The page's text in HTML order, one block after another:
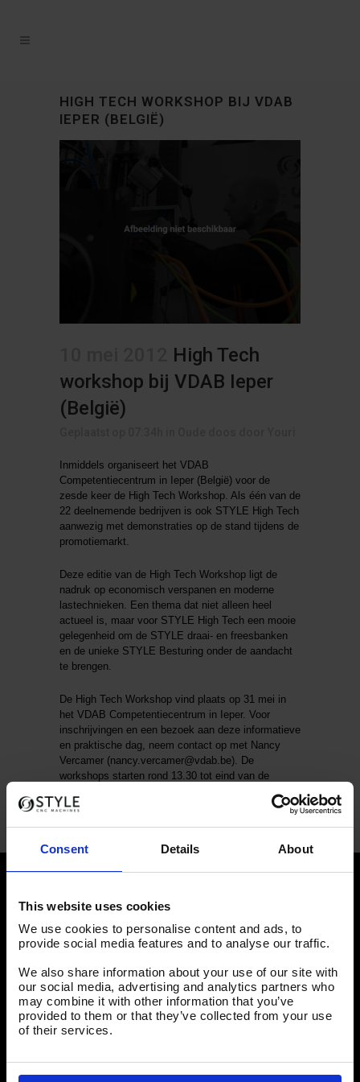
Consent Details About
This website uses cookies
We use cookies to personalise content and ads, to
provide social media features and to analyse our traffic.
We also share information about your use of our site with
our social media, advertising and analytics partners who
may combine it with other information that you’ve
provided to them or that they’ve collected from your use
of their services.
HIGH TECH WORKSHOP BIJ VDAB
IEPER (BELGIË)
High Tech
workshop bij VDAB Ieper
(België)
Inmiddels organiseert het VDAB
Competentiecentrum in Ieper (België) voor de
zesde keer de High Tech Workshop. Als één van de
22 deelnemende bedrijven is ook STYLE High Tech
aanwezig met demonstraties op de stand tijdens de
promotiemarkt.
Deze editie van de High Tech Workshop ligt de
nadruk op economisch verspanen en moderne
lastechnieken. Een thema dat niet alleen heel
actueel is, maar voor STYLE High Tech een mooie
gelegenheid om de STYLE draai- en freesbanken
en de unieke STYLE Besturing onder de aandacht
te brengen.
De High Tech Workshop vind plaats op 31 mei in
het VDAB Competentiecentrum in Ieper. Voor
inschrijvingen en een bezoek aan deze informatieve
en praktische dag, neem contact op met Nancy
Vercamer (nancy.vercamer@vdab.be). De
workshops starten rond 13.30 tot eind van de
middag, daarna is natuurlijk uitgebreid gelegenheid
om na te praten met de deelnemende bedrijven en
Nieuws
In de spotlight: Juliaan de Graaf
In de spotlight: Alex Meinema
How its made: STYLE MACHINES